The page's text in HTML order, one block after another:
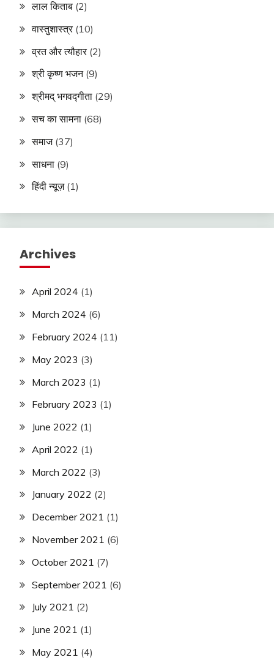
लाल किताब (2)
वास्तुशास्त्र(10)
व्रत और त्यौहार(2)
श्री कृष्ण भजन(9)
श्रीमद् भगवद्गीता (29)
सच का सामना (68)
समाज(37)
साधना (9)
हिंदी न्यूज़(1)
Archives
April 2024 (1)
March 2024 (6)
February 2024 (11)
May 2023 (3)
March 2023 (1)
February 2023 (1)
June 2022 (1)
April 2022 (1)
March 2022 (3)
January 2022 (2)
December 2021 (1)
November 2021 (6)
October 2021 (7)
September 2021 (6)
July 2021 (2)
June 2021 (1)
May 2021 (4)